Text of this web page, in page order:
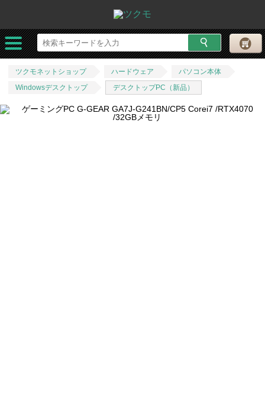
ツクモネットショップ ハードウェア
パソコン本体
Windowsデスクトップ
デスクトップPC（新品）